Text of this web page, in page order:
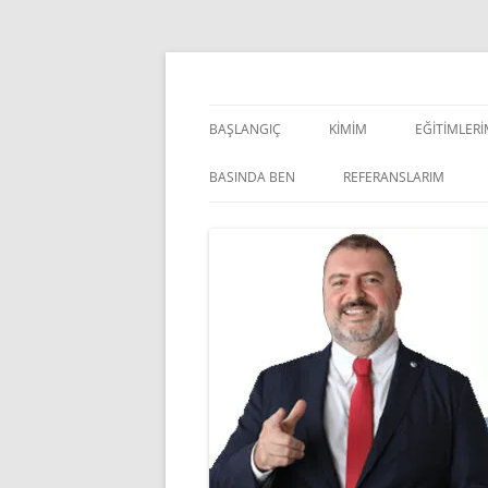
İçeriğe
BAŞLANGIÇ KIMIM
BASINDA BEN REFERANSLARIM